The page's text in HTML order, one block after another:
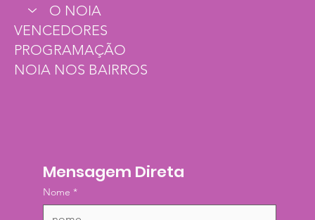
Mensagem Direta
Nome *
O NOIA
VENCEDORES
PROGRAMAÇÃO
NOIA NOS BAIRROS